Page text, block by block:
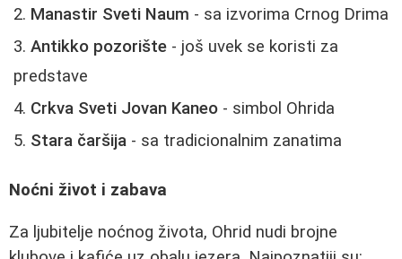
Manastir Sveti Naum - sa izvorima Crnog Drima
Antikko pozorište - još uvek se koristi za
predstave
Crkva Sveti Jovan Kaneo - simbol Ohrida
Stara čaršija - sa tradicionalnim zanatima
Noćni život i zabava
Za ljubitelje noćnog života, Ohrid nudi brojne